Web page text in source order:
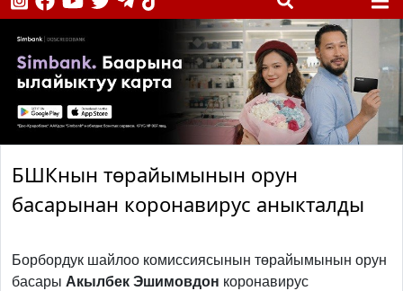
БШКнын төрайымынын орун
басарынан коронавирус аныкталды
Борбордук шайлоо комиссиясынын төрайымынын орун
басары Акылбек Эшимовдон коронавирус